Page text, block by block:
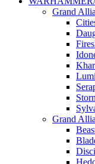
Grand
Grand